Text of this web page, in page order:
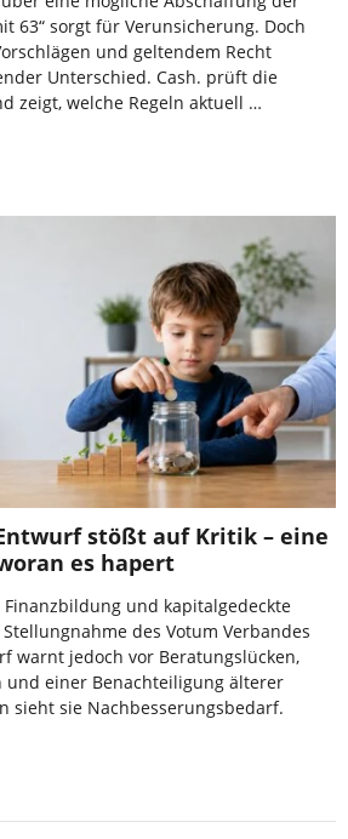
63“ sorgt für Verunsicherung. Doch
und geltendem Recht
Unterschied. Cash. prüft die
zeigt, welche Regeln aktuell …
stößt auf Kritik – eine
es hapert
und kapitalgedeckte
des Votum Verbandes
warnt jedoch vor Beratungslücken,
und einer Benachteiligung älterer
sieht sie Nachbesserungsbedarf.